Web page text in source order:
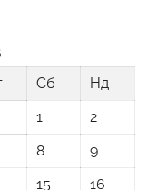
Сб
Нд
1
2
8
9
15
16